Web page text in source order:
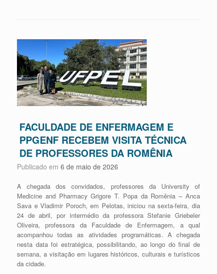
FACULDADE DE ENFERMAGEM E
PPGENF RECEBEM VISITA TÉCNICA
DE PROFESSORES DA ROMÊNIA
Publicado em 6 de maio de 2026
A chegada dos convidados, professores da University of
Medicine and Pharmacy Grigore T. Popa da Romênia – Anca
Sava e Vladimir Poroch, em Pelotas, iniciou na sexta-feira, dia
24 de abril, por intermédio da professora Stefanie Griebeler
Oliveira, professora da Faculdade de Enfermagem, a qual
acompanhou todas as atividades programáticas. A chegada
nesta data foi estratégica, possibilitando, ao longo do final de
semana, a visitação em lugares históricos, culturais e turísticos
da cidade.